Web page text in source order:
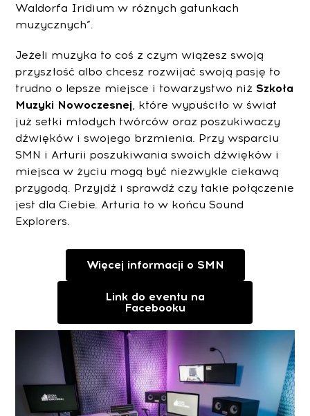
Waldorfa Iridium w różnych gatunkach
muzycznych”.
Jeżeli muzyka to coś z czym wiążesz swoją
przyszłość albo chcesz rozwijać swoją pasję to
trudno o lepsze miejsce i towarzystwo niż Szkoła
Muzyki Nowoczesnej , które wypuściło w świat
już setki młodych twórców oraz poszukiwaczy
dźwięków i swojego brzmienia. Przy wsparciu
SMN i Arturii poszukiwania swoich dźwięków i
miejsca w życiu mogą być niezwykle ciekawą
przygodą. Przyjdź i sprawdź czy takie połączenie
jest dla Ciebie. Arturia to w końcu Sound
Explorers.
Więcej informacji o SMN
Link do eventu na
Facebooku